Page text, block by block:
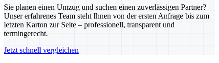
Sie planen einen Umzug und suchen einen zuverlässigen Partner?
Unser erfahrenes Team steht Ihnen von der ersten Anfrage bis zum
letzten Karton zur Seite – professionell, transparent und
termingerecht.
Jetzt schnell vergleichen